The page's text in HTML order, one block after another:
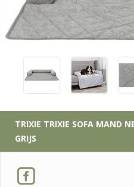
TRIXIE TRIXIE SOFA MAND
GRIJS